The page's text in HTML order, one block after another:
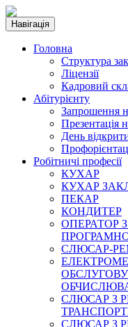
Навігація
Головна
Структура
Ліцензії
Кадровий
Абітурієнту
Запрошення
Презентація
День
Робітничі професії
КУХАР
КУХАР
ПЕКАР
КОНДИТЕР
ОПЕРАТОР
СЛЮСАР-
СЛЮСАР З
СЛЮСАР З